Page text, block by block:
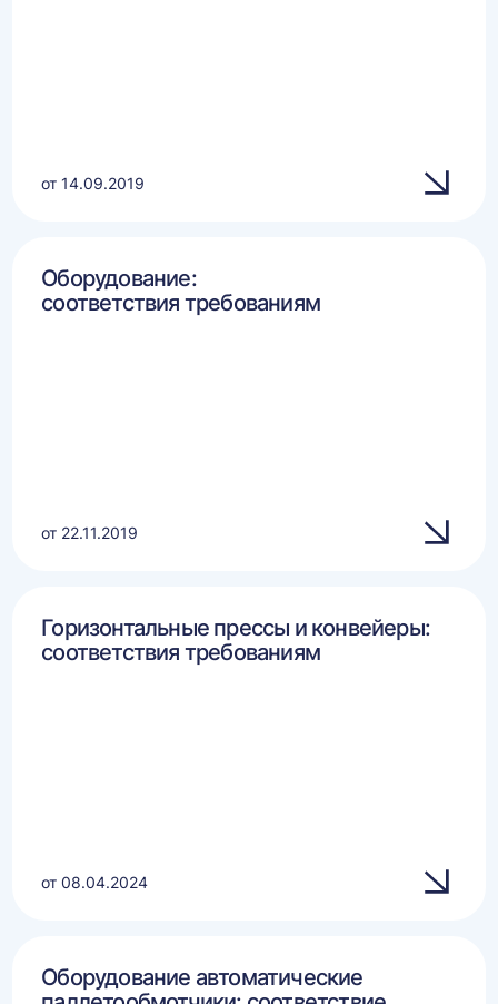
от 14.09.2019
Оборудование:
соответствия требованиям
от 22.11.2019
Горизонтальные прессы и конвейеры:
соответствия требованиям
от 08.04.2024
Оборудование автоматические